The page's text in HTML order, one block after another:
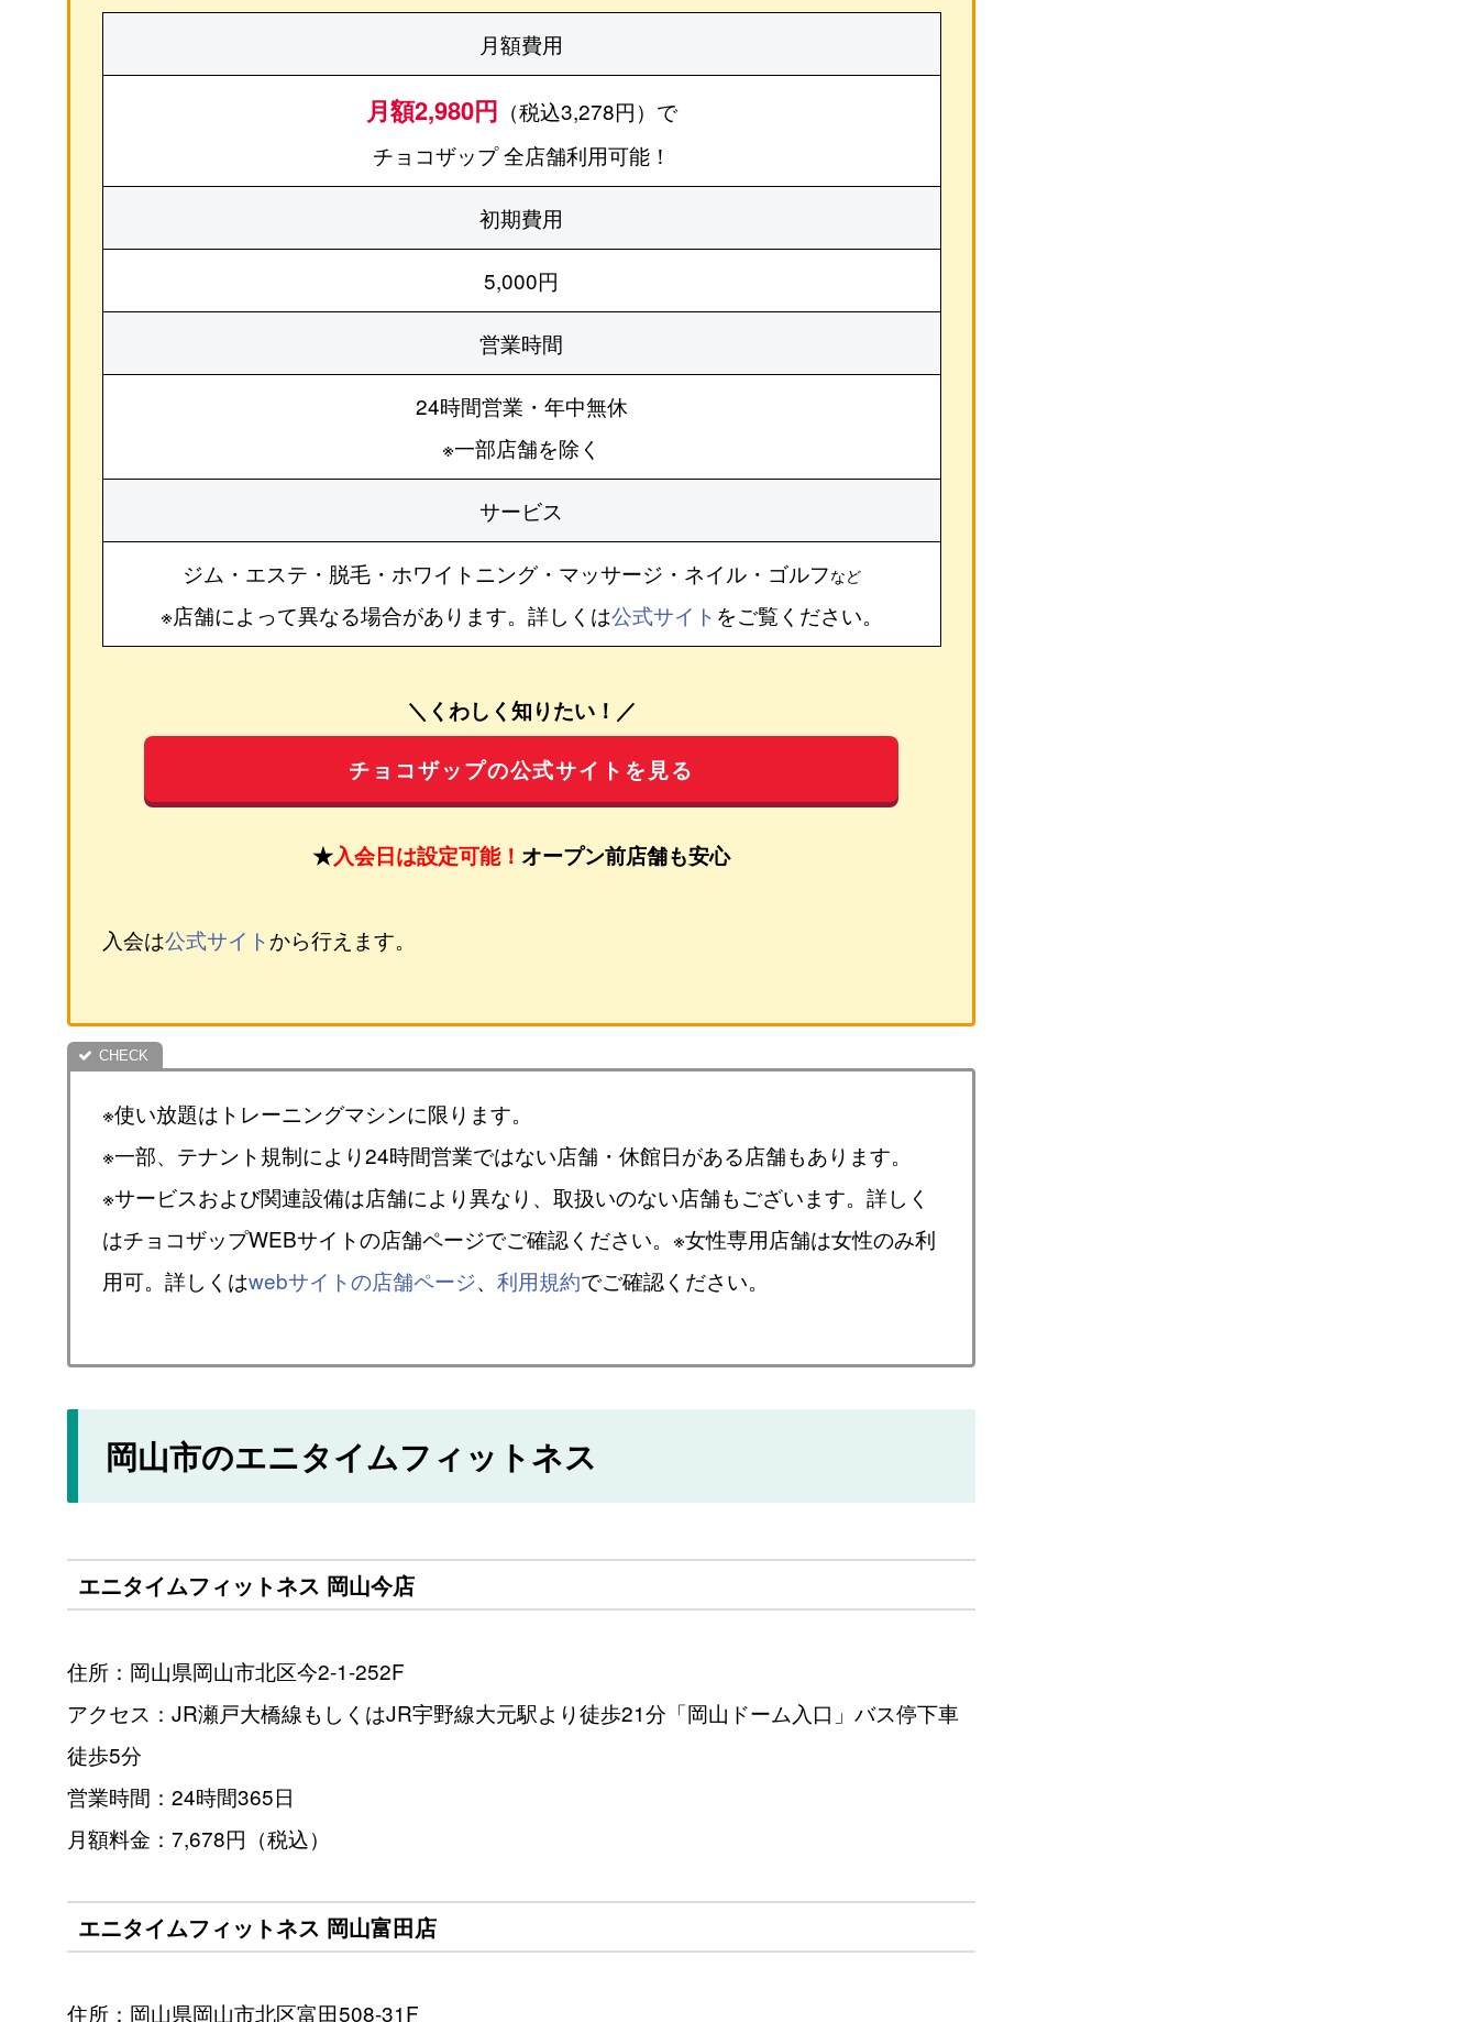
月額費用
月額2,980円 （税込3,278円）で
チョコザップ 全店舗利用可能！
初期費用
5,000円
営業時間
24時間営業・年中無休
※一部店舗を除く
サービス
ジム・エステ・脱毛・ホワイトニング・マッサージ・ネイル・ゴルフなど
※店舗によって異なる場合があります。詳しくは公式サイト をご覧ください。
＼くわしく知りたい！／
チョコザップの公式サイトを見る
★入会日は設定可能！ オープン前店舗も安心
入会は公式サイトから行えます。
※使い放題はトレーニングマシンに限ります。
※一部、テナント規制により24時間営業ではない店舗・休館日がある店舗もあります。
※サービスおよび関連設備は店舗により異なり、取扱いのない店舗もございます。詳しく
はチョコザップWEBサイトの店舗ページでご確認ください。※女性専用店舗は女性のみ利
用可。詳しくはwebサイトの店舗ページ、 利用規約でご確認ください。
岡山市のエニタイムフィットネス
エニタイムフィットネス 岡山今店
住所：岡山県岡山市北区今2-1-252F
アクセス：JR瀬戸大橋線もしくはJR宇野線大元駅より徒歩21分「岡山ドーム入口」バス停下車
徒歩5分
営業時間：24時間365日
月額料金：7,678円（税込）
エニタイムフィットネス 岡山富田店
住所：岡山県岡山市北区富田508-31F